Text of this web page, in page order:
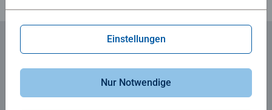
... und 5 € Gutschein sichern!
Einstellungen
Nur Notwendige